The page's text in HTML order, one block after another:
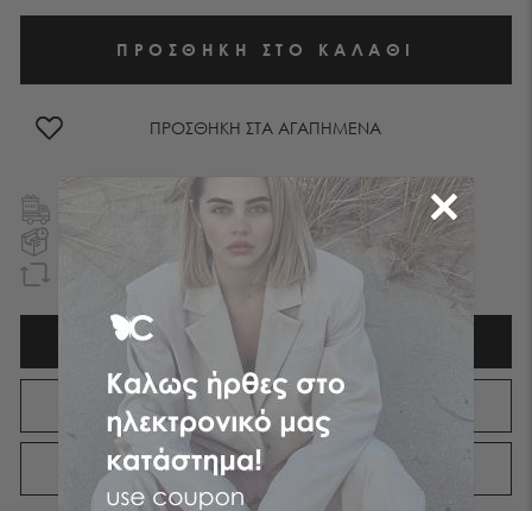
ΠΡΟΣΘΗΚΗ ΣΤΑ ΑΓΑΠΗΜΕΝΑ
ΔΩΡΕΑΝ ΜΕΤΑΦΟΡΙΚA ΣΕ ΕΛΛΑΔΑ ΚΑΙ ΚΥΠΡΟ
ΠΑΡΑΔΟΣΗ ΤΗΝ ΕΠΟΜΕΝΗ ΗΜΕΡΑΕΝΤΟΣ ΑΤΤΙΚΗΣ
EΠΙΣΤΡΟΦΗ ΧΡΗΜΑΤΩΝ
ΕΝΤΟΣ 90 ΗΜΕΡΩΝ
ΧΑΡΑΚΤΗΡΙΣΤΙΚΑ
ΑΠΟΣΤΟΛΕΣ
ΕΠΙΣΤΡΟΦΕΣ